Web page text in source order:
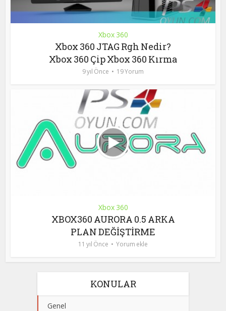
Xbox 360
Xbox 360 JTAG Rgh Nedir?
Xbox 360 Çip Xbox 360 Kırma
9 yıl Önce 19 Yorum
Xbox 360
XBOX360 AURORA 0.5 ARKA
PLAN DEĞİŞTİRME
11 yıl Önce Yorum ekle
KONULAR
Genel